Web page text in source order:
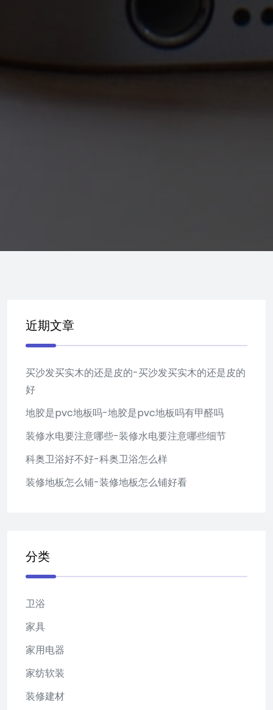
近期文章
买沙发买实木的还是皮的-买沙发买实木的还是皮的
好
地胶是pvc地板吗-地胶是pvc地板吗有甲醛吗
装修水电要注意哪些-装修水电要注意哪些细节
科奥卫浴好不好-科奥卫浴怎么样
装修地板怎么铺-装修地板怎么铺好看
分类
卫浴
家具
家用电器
家纺软装
装修建材